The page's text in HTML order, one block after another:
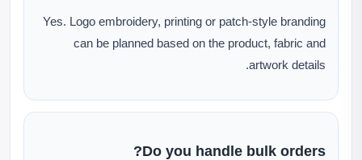
Yes. Logo embroidery, printing or patch-style branding
can be planned based on the product, fabric and
artwork details.
Do you handle bulk orders?